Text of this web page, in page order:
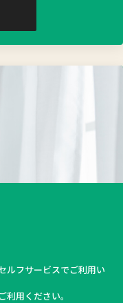
ルフサービスでご利用い
用ください。